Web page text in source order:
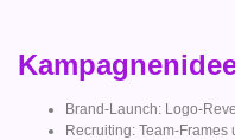
Brand-Launch: Logo-
Recruiting: Team-Frames